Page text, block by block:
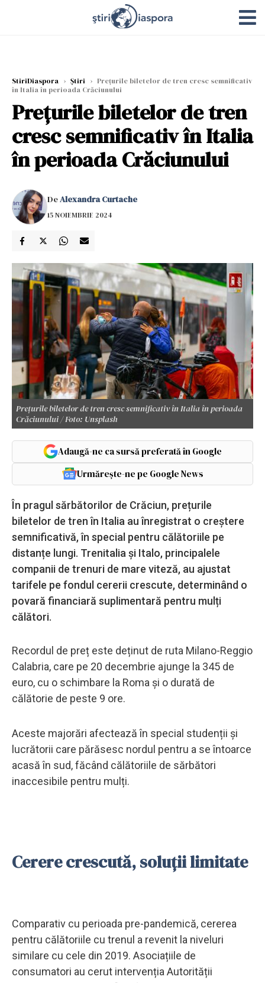
StiriDiaspora › Știri › Prețurile biletelor de tren cresc semnificativ
în Italia în perioada Crăciunului
Prețurile biletelor de tren
cresc semnificativ în Italia
în perioada Crăciunului
DeAlexandra Curtache
15 NOIEMBRIE 2024
Prețurile biletelor de tren cresc semnificativ în Italia în perioada
Crăciunului / Foto: Unsplash
Adaugă-ne ca sursă preferată în Google
Urmărește-ne pe Google News
În pragul sărbătorilor de Crăciun, prețurile
biletelor de tren în Italia au înregistrat o creștere
semnificativă, în special pentru călătoriile pe
distanțe lungi. Trenitalia și Italo, principalele
companii de trenuri de mare viteză, au ajustat
tarifele pe fondul cererii crescute, determinând o
povară financiară suplimentară pentru mulți
călători.
Recordul de preț este deținut de ruta Milano-Reggio
Calabria, care pe 20 decembrie ajunge la 345 de
euro, cu o schimbare la Roma și o durată de
călătorie de peste 9 ore.
Aceste majorări afectează în special studenții și
lucrătorii care părăsesc nordul pentru a se întoarce
acasă în sud, făcând călătoriile de sărbători
inaccesibile pentru mulți.
Cerere crescută, soluții limitate
Comparativ cu perioada pre-pandemică, cererea
pentru călătoriile cu trenul a revenit la niveluri
similare cu cele din 2019. Asociațiile de
consumatori au cerut intervenția Autorității